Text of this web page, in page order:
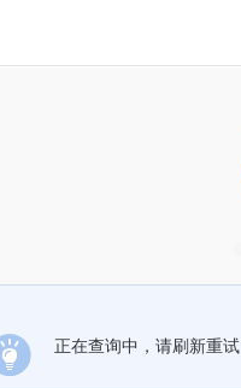
正在查询中，请刷新重试